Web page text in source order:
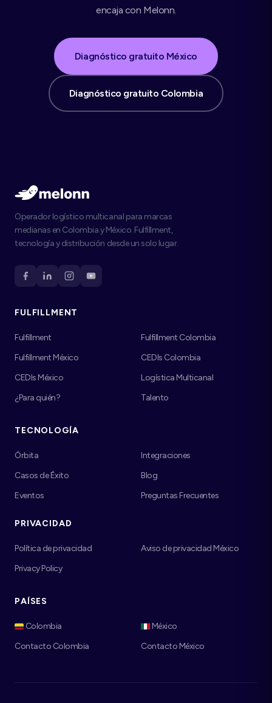
encaja con Melonn.
Diagnóstico gratuito México
Diagnóstico gratuito Colombia
Operador logístico multicanal para marcas
medianas en Colombia y México. Fulfillment,
tecnología y distribución desde un solo lugar.
FULFILLMENT
Fulfillment
Fulfillment Colombia
Fulfillment México
CEDIs Colombia
CEDIs México
Logística Multicanal
¿Para quién?
Talento
TECNOLOGÍA
Órbita
Integraciones
Casos de Éxito
Blog
Eventos
Preguntas Frecuentes
PRIVACIDAD
Política de privacidad
Aviso de privacidad México
Privacy Policy
PAÍSES
Colombia
México
Contacto Colombia
Contacto México